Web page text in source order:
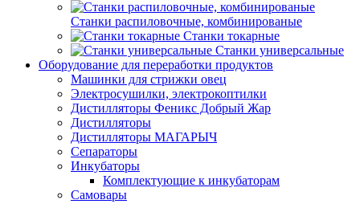
Станки распиловочные, комбинированые
Станки токарные
Станки универсальные
Оборудование для переработки продуктов
Машинки для стрижки овец
Электросушилки, электрокоптилки
Дистилляторы Феникс Добрый Жар
Дистилляторы
Дистилляторы МАГАРЫЧ
Сепараторы
Инкубаторы
Комплектующие к инкубаторам
Самовары